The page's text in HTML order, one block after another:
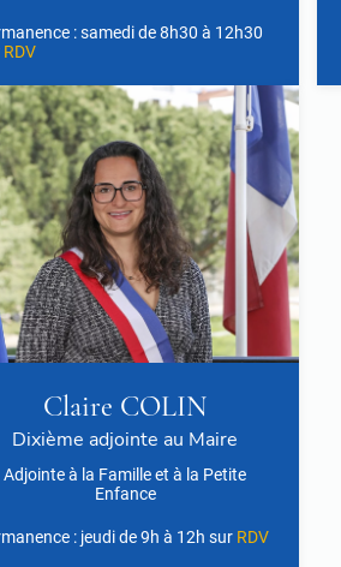
: samedi de 8h30 à 12h30
RDV
Claire COLIN
Dixième adjointe au Maire
Adjointe à la Famille et à la Petite
Enfance
: jeudi de 9h à 12h sur RDV